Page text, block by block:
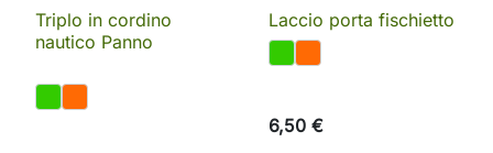
Triplo in cordino
nautico Panno
Laccio porta fischietto
6,50 €